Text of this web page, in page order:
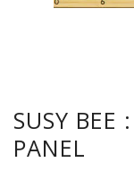
SUSY BEE
PANEL